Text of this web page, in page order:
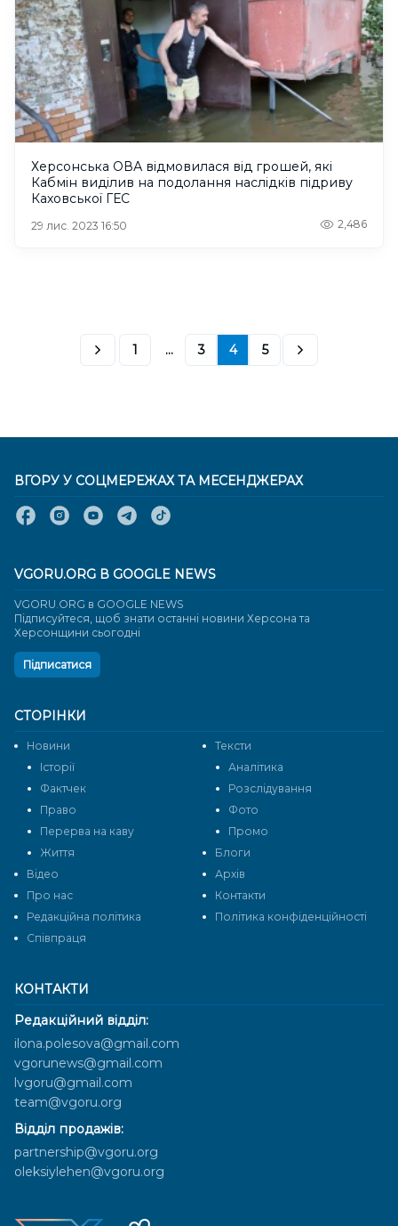
Херсонська ОВА відмовилася від грошей, які
Кабмін виділив на подолання наслідків підриву
Каховської ГЕС
29 лис. 2023 16:50 2,486
1 ... 3 4 5
КОНТАКТИ
Редакційний відділ:
ilona.polesova@gmail.com
vgorunews@gmail.com
lvgoru@gmail.com
team@vgoru.org
Відділ продажів:
partnership@vgoru.org
oleksiylehen@vgoru.org
СТОРІНКИ
Новини
Тексти
Історії
Аналітика
Фактчек
Розслідування
Право
Фото
Перерва на каву
Промо
Життя
Блоги
Відео
Архів
Про нас
Контакти
Редакційна політика
Політика конфіденційності
Cпівпраця
ВГОРУ У СОЦМЕРЕЖАХ ТА МЕСЕНДЖЕРАХ
VGORU.ORG В GOOGLE NEWS
VGORU.ORG в GOOGLE NEWS
Підписуйтеся, щоб знати останні новини Херсона та
Херсонщини сьогодні
Підписатися